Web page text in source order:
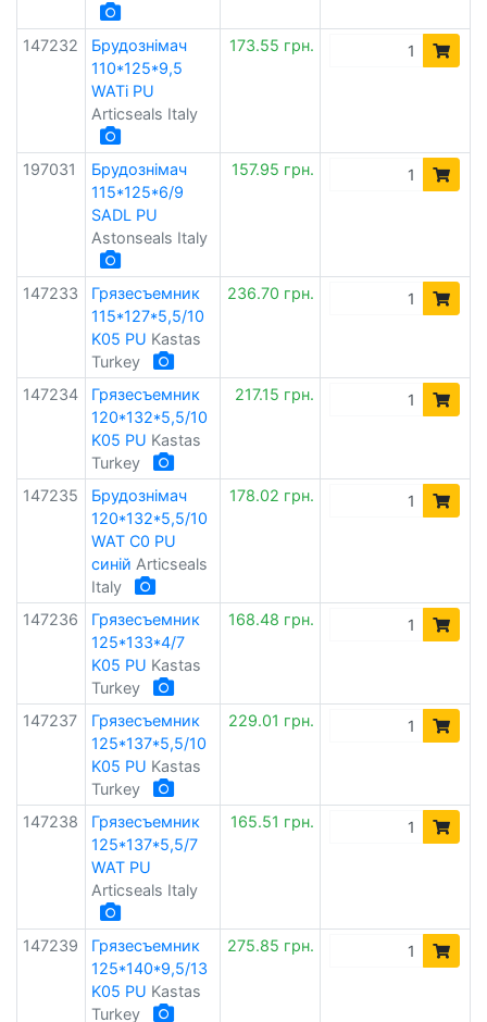
147232
Брудознімач
110*125*9,5
WATi PU
Articseals Italy
173.55 грн.
197031
Брудознімач
115*125*6/9
SADL PU
Astonseals Italy
157.95 грн.
147233
Грязесъемник
115*127*5,5/10
K05 PU Kastas
Turkey
236.70 грн.
147234
Грязесъемник
120*132*5,5/10
K05 PU Kastas
Turkey
217.15 грн.
147235
Брудознімач
120*132*5,5/10
WAT C0 PU
синій Articseals
Italy
178.02 грн.
147236
Грязесъемник
125*133*4/7
K05 PU Kastas
Turkey
168.48 грн.
147237
Грязесъемник
125*137*5,5/10
K05 PU Kastas
Turkey
229.01 грн.
147238
Грязесъемник
125*137*5,5/7
WAT PU
Articseals Italy
165.51 грн.
147239
Грязесъемник
125*140*9,5/13
K05 PU Kastas
Turkey
275.85 грн.